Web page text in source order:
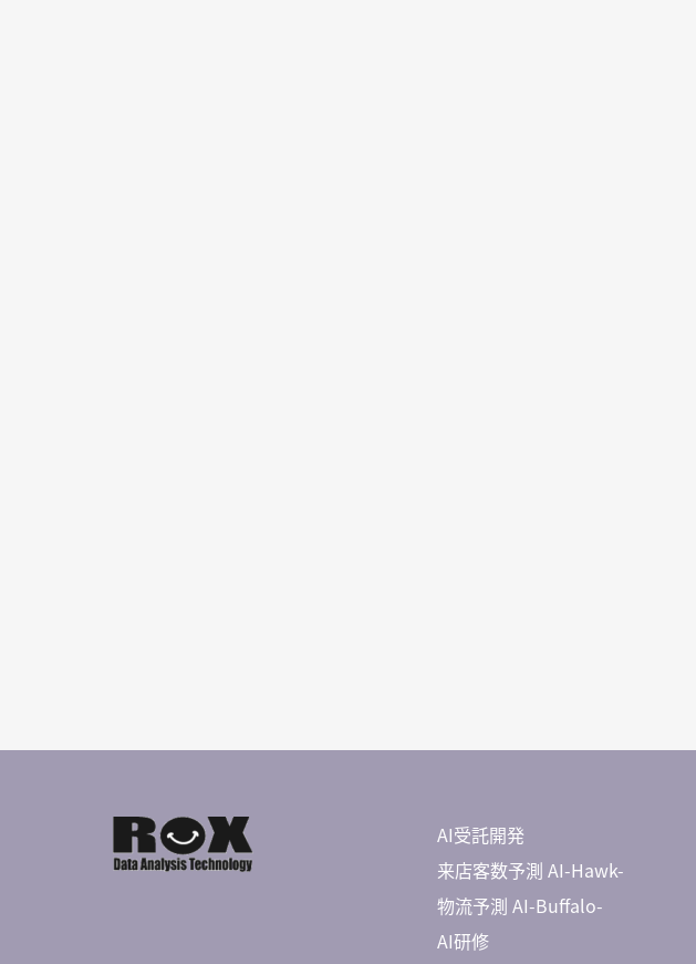
AI受託開発
来店客数予測 AI-Hawk-
物流予測 AI-Buffalo-
AI研修